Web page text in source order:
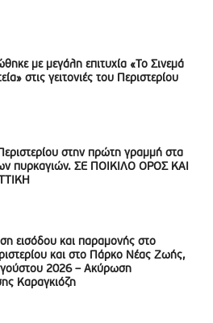
με μεγάλη επιτυχία «Το Σινεμά
στις γειτονιές του Περιστερίου
στην πρώτη γραμμή στα
πυρκαγιών. ΣΕ ΠΟΙΚΙΛΟ ΟΡΟΣ ΚΑΙ
εισόδου και παραμονής στο
και στο Πάρκο Νέας Ζωής,
2026 – Ακύρωση
Καραγκιόζη